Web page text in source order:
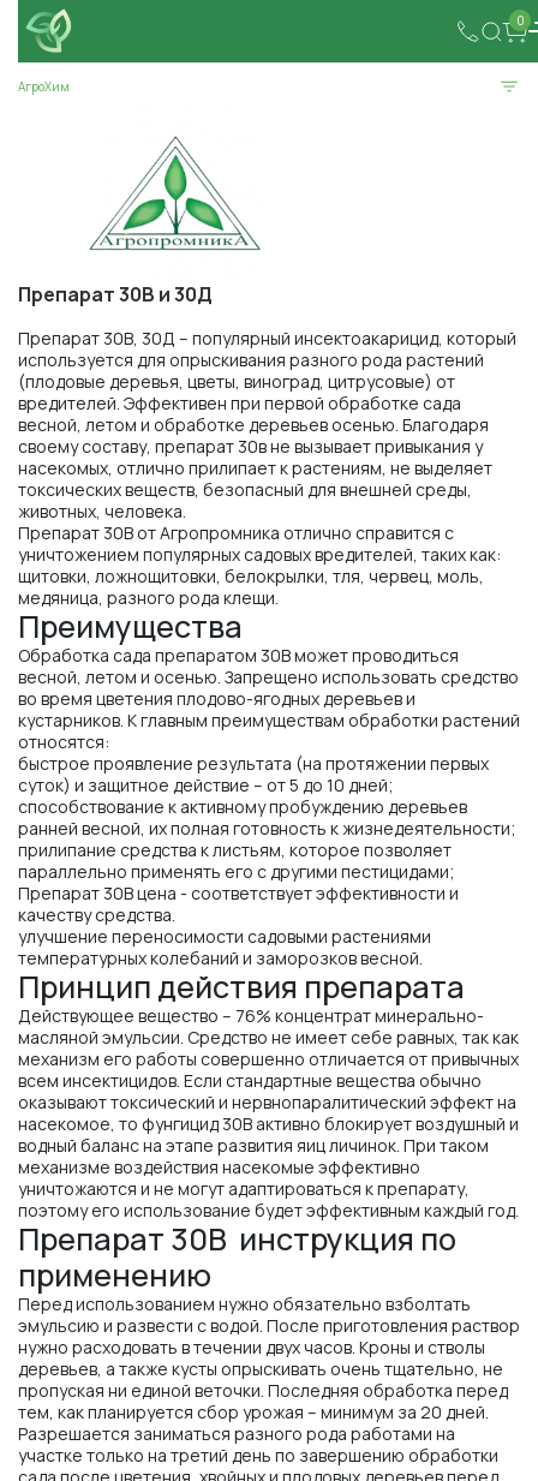
0
АгроХим
Препарат 30В и 30Д
Препарат 30В, 30Д – популярный инсектоакарицид, который
используется для опрыскивания разного рода растений
(плодовые деревья, цветы, виноград, цитрусовые) от
вредителей. Эффективен при первой обработке сада
весной, летом и обработке деревьев осенью. Благодаря
своему составу, препарат 30в не вызывает привыкания у
насекомых, отлично прилипает к растениям, не выделяет
токсических веществ, безопасный для внешней среды,
животных, человека.
Препарат 30В от Агропромника отлично справится с
уничтожением популярных садовых вредителей, таких как:
щитовки, ложнощитовки, белокрылки, тля, червец, моль,
медяница, разного рода клещи.
Преимущества
Обработка сада препаратом 30В может проводиться
весной, летом и осенью. Запрещено использовать средство
во время цветения плодово-ягодных деревьев и
кустарников. К главным преимуществам обработки растений
относятся:
быстрое проявление результата (на протяжении первых
суток) и защитное действие – от 5 до 10 дней;
способствование к активному пробуждению деревьев
ранней весной, их полная готовность к жизнедеятельности;
прилипание средства к листьям, которое позволяет
параллельно применять его с другими пестицидами;
Препарат 30В цена - соответствует эффективности и
качеству средства.
улучшение переносимости садовыми растениями
температурных колебаний и заморозков весной.
Принцип действия препарата
Действующее вещество – 76% концентрат минерально-
масляной эмульсии. Средство не имеет себе равных, так как
механизм его работы совершенно отличается от привычных
всем инсектицидов. Если стандартные вещества обычно
оказывают токсический и нервнопаралитический эффект на
насекомое, то фунгицид 30В активно блокирует воздушный и
водный баланс на этапе развития яиц личинок. При таком
механизме воздействия насекомые эффективно
уничтожаются и не могут адаптироваться к препарату,
поэтому его использование будет эффективным каждый год.
Препарат 30В инструкция по
применению
Перед использованием нужно обязательно взболтать
эмульсию и развести с водой. После приготовления раствор
нужно расходовать в течении двух часов. Кроны и стволы
деревьев, а также кусты опрыскивать очень тщательно, не
пропуская ни единой веточки. Последняя обработка перед
тем, как планируется сбор урожая – минимум за 20 дней.
Разрешается заниматься разного рода работами на
участке только на третий день по завершению обработки